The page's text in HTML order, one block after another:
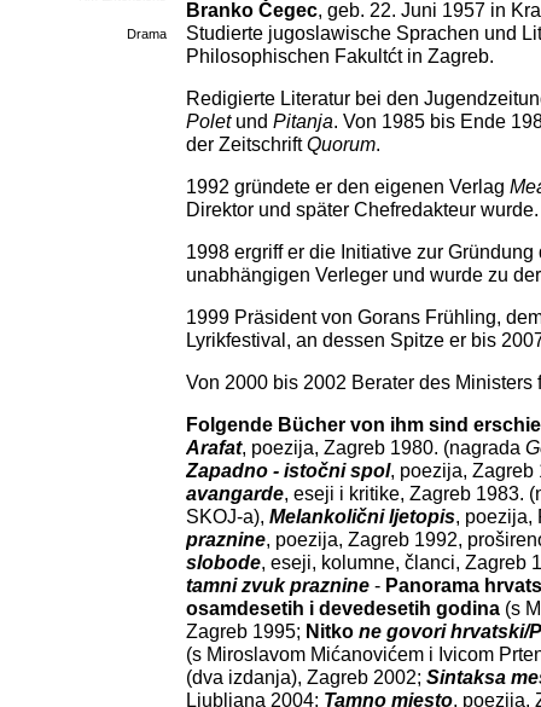
Drama
Branko Čegec, geb. 22. Juni 1957 in
Studierte jugoslawische Sprachen und
Philosophischen Fakultćt in Zagreb.
Redigierte Literatur bei den
Poletund Pitanja. Von 1985 bis Ende
der ZeitschriftQuorum.
1992 gründete er den eigenen Verlag
Direktor und später Chefredakteur wurde.
1998 ergriff er die Initiative zur
unabhängigen Verleger und wurde zu
1999 Präsident von Gorans Frühling,
Lyrikfestival, an dessen Spitze er bis
Von 2000 bis 2002 Berater des Ministers
Folgende Bücher von ihm sind
Arafat, poezija, Zagreb 1980. (nagrada
Zapadno - istočni spol, poezija, Zagreb
avangarde, eseji i kritike, Zagreb 1983.
SKOJ-a), Melankolični ljetopis, poezija,
praznine, poezija, Zagreb 1992,
slobode, eseji, kolumne, članci, Zagreb
tamni zvuk praznine - Panorama
osamdesetih i devedesetih godina (s
Zagreb 1995; Nitko ne govori hrvatski/
(s Miroslavom Mićanovićem i Ivicom
(dva izdanja), Zagreb 2002; Sintaksa
Ljubljana 2004; Tamno mjesto, poezija,